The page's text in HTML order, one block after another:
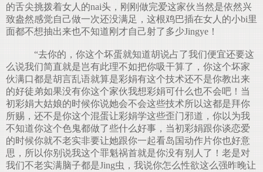
的舌尖挑拨着女人的nai头，刚刚做完爱这家伙当然是依然兴
致盎然感觉自己做一次还没满足，这根鸡巴插在女人的小bi里
面都不想抽出来也不知道刚才自己射了多少Jingye！
“去你的，你这个坏蛋就知道胡说占了我们便宜还要这
么说我们简直就是岂有此理不如把你吸干算了，你这个坏家
伙满口都是胡言乱语就算是彩娟有这个技术还不是你教出来
的好徒弟如果没有你这个家伙我想彩娟可什么也不会吧！当
初彩娟大姑娘的时候你说她会不会这些技术所以这都是拜你
所赐，还不是你这个混蛋让彩娟学这些歪门邪道，你以为我
不知道你这个色鬼都做了些什么好事，当初彩娟跟你谈恋爱
的时候你就不老实非要让她跟你一起看岛国动作片你也好意
思，所以你别说我这个罪魁祸首就是你没有别人了！老是对
我们不老实满脑子都是Jing虫，我说你怎么性欲这么强昨晚让